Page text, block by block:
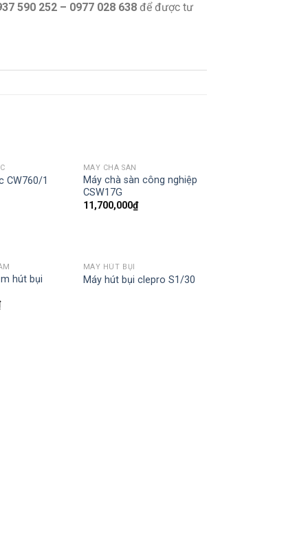
590 252 – 0977 028 638 để được tư
CW760/1
MÁY CHÀ SÀN
Máy chà sàn công nghiệp
CSW17G
11,700,000₫
hút bụi
MÁY HÚT BỤI
Máy hút bụi clepro S1/30